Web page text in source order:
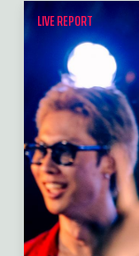
LIVE REPORT